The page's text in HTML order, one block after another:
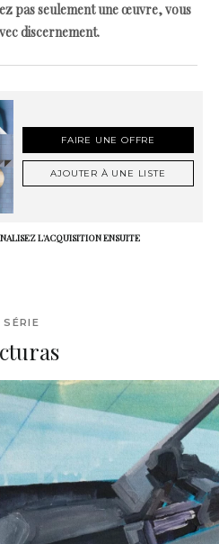
pas seulement une œuvre, vous
discernement.
FAIRE UNE OFFRE
AJOUTER À UNE LISTE
L'ACQUISITION ENSUITE